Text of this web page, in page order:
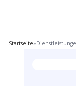
Startseite»